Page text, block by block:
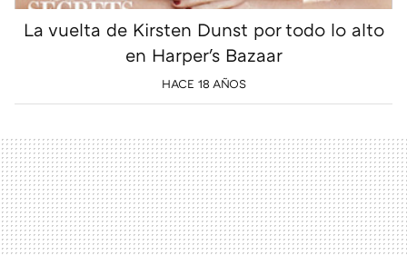
La vuelta de Kirsten Dunst por todo lo alto
en Harper's Bazaar
HACE 18 AÑOS